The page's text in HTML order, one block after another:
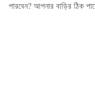
পারবেন? আপনার বাড়ির ঠিক